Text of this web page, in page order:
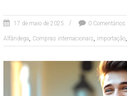
17 de maio de 2025 0 Comentários
Alfândega, Compras internacionais, importação,